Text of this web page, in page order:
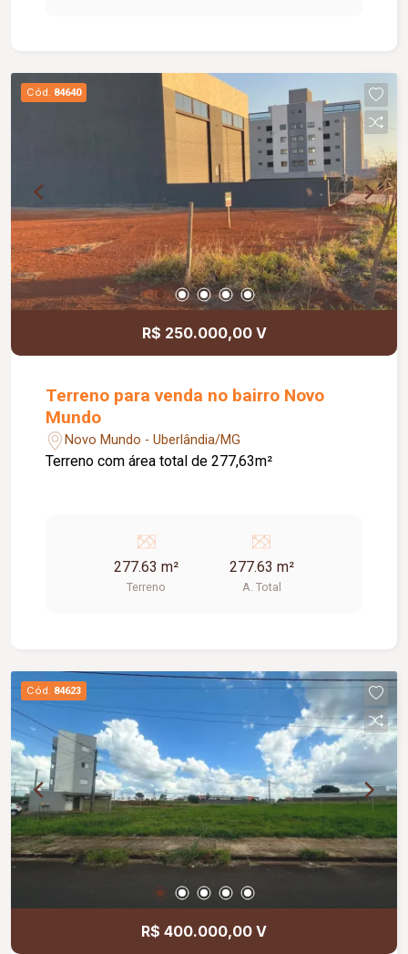
Cód. 84640
R$ 250.000,00 V
Terreno para venda no bairro Novo
Mundo
Novo Mundo - Uberlândia/MG
Terreno com área total de 277,63m²
277.63 m²
Terreno
277.63 m²
A. Total
Cód. 84623
R$ 400.000,00 V